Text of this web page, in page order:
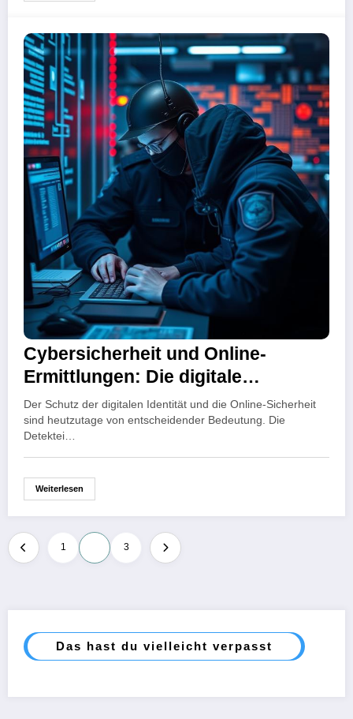
Cybersicherheit und Online-
Ermittlungen: Die digitale
Kompetenz der Detektei Ulm.
Der Schutz der digitalen Identität und die Online-Sicherheit
sind heutzutage von entscheidender Bedeutung. Die
Detektei…
Weiterlesen
Seitennummerierung
der
1 3
Das hast du vielleicht verpasst